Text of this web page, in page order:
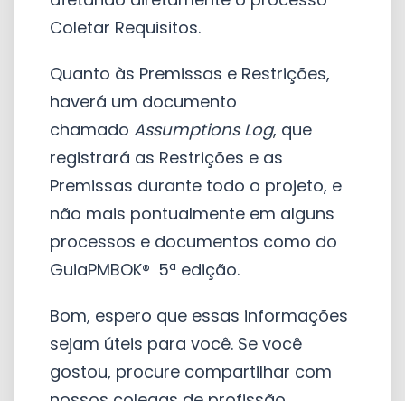
Coletar Requisitos.
Quanto às Premissas e Restrições,
haverá um documento
chamado Assumptions Log, que
registrará as Restrições e as
Premissas durante todo o projeto, e
não mais pontualmente em alguns
processos e documentos como do
GuiaPMBOK® 5ª edição.
Bom, espero que essas informações
sejam úteis para você. Se você
gostou, procure compartilhar com